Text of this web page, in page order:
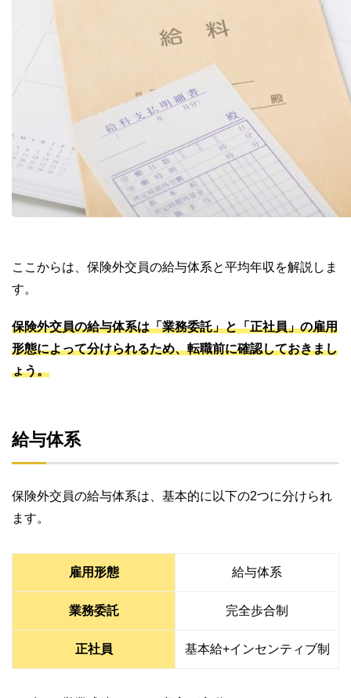
ここからは、保険外交員の給与体系と平均年収を解説しま
す。
保険外交員の給与体系は「業務委託」と「正社員」の雇用
形態によって分けられるため、転職前に確認しておきまし
ょう。
給与体系
保険外交員の給与体系は、基本的に以下の2つに分けられ
ます。
雇用形態 給与体系
業務委託 完全歩合制
正社員 基本給+インセンティブ制